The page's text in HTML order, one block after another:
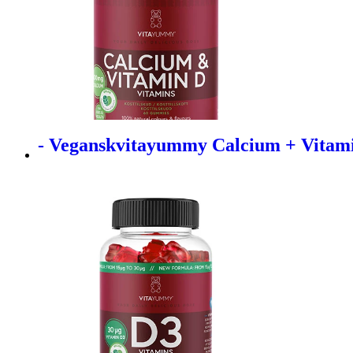
- Veganskvitayummy Calcium +